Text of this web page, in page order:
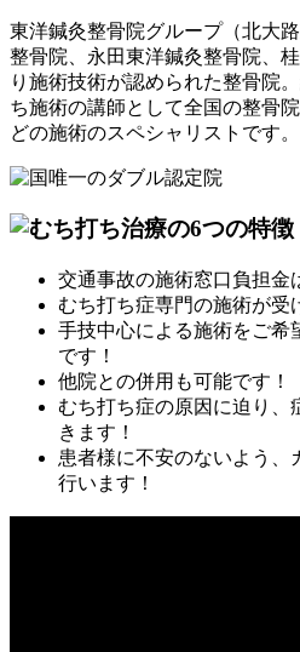
東洋鍼灸整骨院グループ（北大
整骨院、永田東洋鍼灸整骨院、
り施術技術が認められた整骨院
ち施術の講師として全国の整骨
どの施術のスペシャリストです。
交通事故の施術窓口負担金
むち打ち症専門の施術が受
手技中心による施術をご希
です！
他院との併用 も可能です！
むち打ち症の原因に迫り、
きます！
患者様に不安のないよう、
行います！